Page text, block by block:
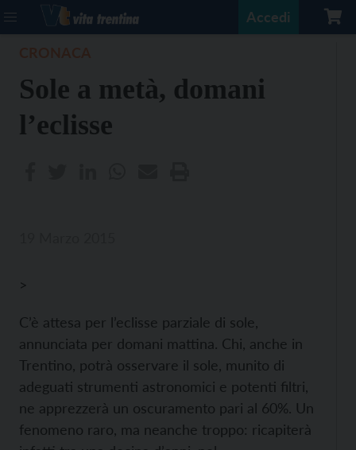
Accedi
Sole a metà, domani
l’eclisse
>
C’è attesa per l’eclisse parziale di sole,
annunciata per domani mattina. Chi, anche in
Trentino, potrà osservare il sole, munito di
adeguati strumenti astronomici e potenti filtri,
ne apprezzerà un oscuramento pari al 60%. Un
fenomeno raro, ma neanche troppo: ricapiterà